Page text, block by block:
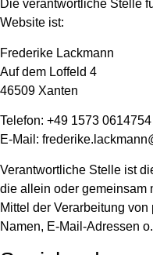
Die verantwortliche Stelle
Website ist:
Frederike Lackmann
Auf dem Loffeld 4
46509 Xanten
Telefon: +49 1573 0614754
E-Mail:
Verantwortliche Stelle ist
die allein oder gemeinsam
Mittel der Verarbeitung
Namen, E-Mail-Adressen